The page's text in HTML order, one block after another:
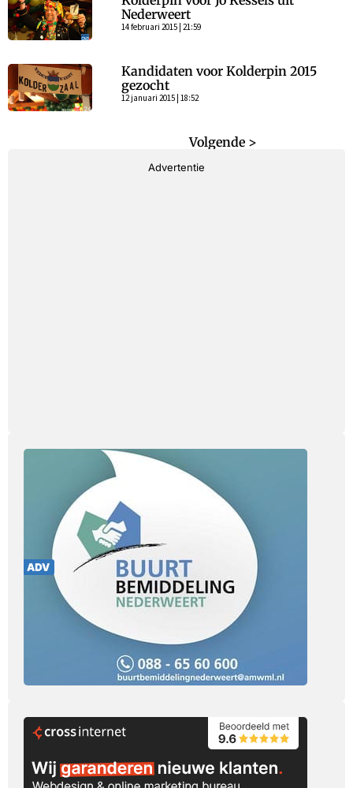
Nederweert
14 februari 2015 | 21:59
Kandidaten voor Kolderpin 2015
gezocht
12 januari 2015 | 18:52
Volgende >
Advertentie